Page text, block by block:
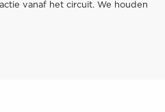
vanaf het circuit. We houden